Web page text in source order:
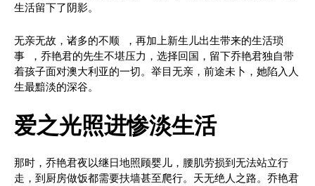
生活留下了阴影。
无亲无故，诸多的不顺 ，再加上新生儿出生带来的生活琐
事 ，乔艳君的先生不堪压力，选择回国，留下乔艳君独自带
着孩子面对澳大利亚的一切。举目无亲，前途未卜，她陷入人
生最黯淡的深谷。
爱之光照进惨淡生活
那时，乔艳君夜以继日地照顾婴儿，腰肌劳损到无法站立行
走，到厨房做饭都需要扶墙甚至爬行。天无绝人之路。乔艳君